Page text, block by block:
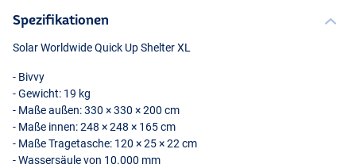
Spezifikationen
Solar Worldwide Quick Up Shelter XL
- Bivvy
- Gewicht: 19 kg
- Maße außen: 330 × 330 × 200 cm
- Maße innen: 248 × 248 × 165 cm
- Maße Tragetasche: 120 × 25 × 22 cm
- Wassersäule von 10.000 mm